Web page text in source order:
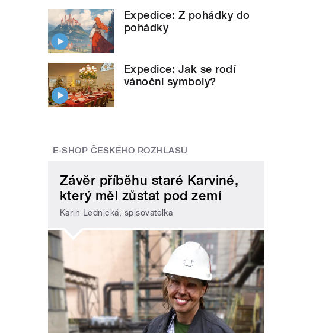
Expedice: Z pohádky do
pohádky
Expedice: Jak se rodí
vánoční symboly?
E-SHOP ČESKÉHO ROZHLASU
Závěr příběhu staré Karviné,
který měl zůstat pod zemí
Karin Lednická, spisovatelka